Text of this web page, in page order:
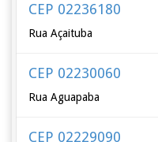
CEP 02236180
Rua Açaituba
CEP 02230060
Rua Aguapaba
CEP 02229090